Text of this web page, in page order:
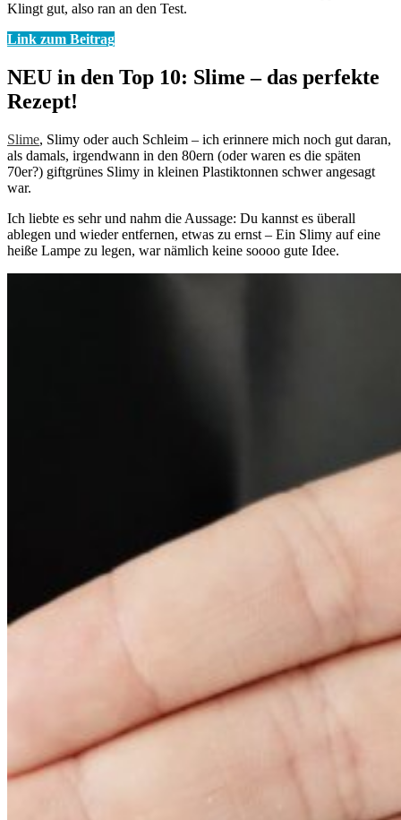
Klingt gut, also ran an den Test.
Link zum Beitrag
NEU in den Top 10: Slime – das perfekte
Rezept!
Slime, Slimy oder auch Schleim – ich erinnere mich noch gut daran,
als damals, irgendwann in den 80ern (oder waren es die späten
70er?) giftgrünes Slimy in kleinen Plastiktonnen schwer angesagt
war.
Ich liebte es sehr und nahm die Aussage: Du kannst es überall
ablegen und wieder entfernen, etwas zu ernst – Ein Slimy auf eine
heiße Lampe zu legen, war nämlich keine soooo gute Idee.